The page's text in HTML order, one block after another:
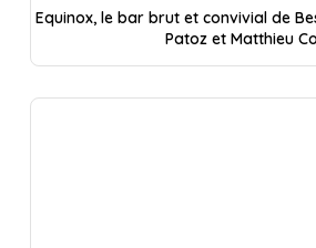
Equinox, le bar brut et convivial de
Patoz et Matthieu